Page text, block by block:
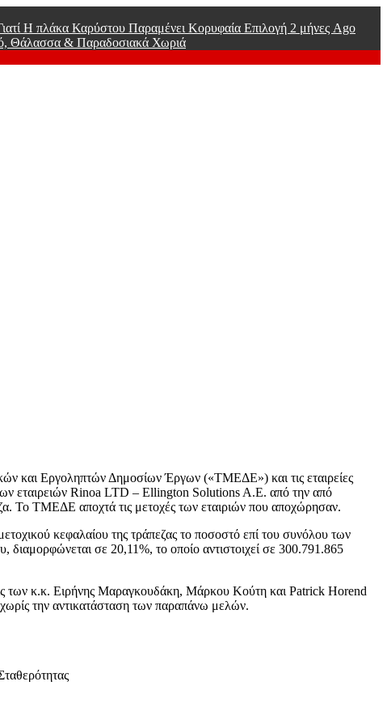
Η πλάκα Καρύστου Παραμένει Κορυφαία Επιλογή 2 μήνες Ago
Θάλασσα & Παραδοσιακά Χωριά
και Εργοληπτών Δημοσίων Έργων («ΤΜΕΔΕ») και τις εταιρείες
εταιρειών Rinoa LTD – Ellington Solutions A.E. από την από
Το ΤΜΕΔΕ αποχτά τις μετοχές των εταιριών που αποχώρησαν.
κεφαλαίου της τράπεζας το ποσοστό επί του συνόλου των
σε 20,11%, το οποίο αντιστοιχεί σε 300.791.865
των κ.κ. Ειρήνης Μαραγκουδάκη, Μάρκου Κούτη και Patrick Horend
την αντικατάσταση των παραπάνω μελών.